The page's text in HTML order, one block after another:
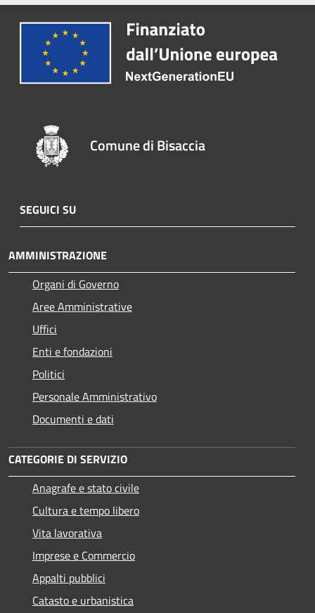
Comune di Bisaccia
SEGUICI SU
AMMINISTRAZIONE
Organi di Governo
Aree Amministrative
Uffici
Enti e fondazioni
Politici
Personale Amministrativo
Documenti e dati
CATEGORIE DI SERVIZIO
Anagrafe e stato civile
Cultura e tempo libero
Vita lavorativa
Imprese e Commercio
Appalti pubblici
Catasto e urbanistica